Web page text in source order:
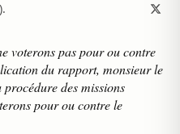
).
voterons pas pour ou contre
du rapport, monsieur le
des missions
pour ou contre le